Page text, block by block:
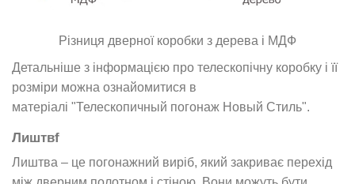
Різниця дверної коробки з дерева і МДФ
Детальніше з інформацією про телескопічну коробку і її
розміри можна ознайомитися в
матеріалі "Телескопичный погонаж Новый Стиль".
Лиштвf
Лиштва – це погонажний виріб, який закриває перехід